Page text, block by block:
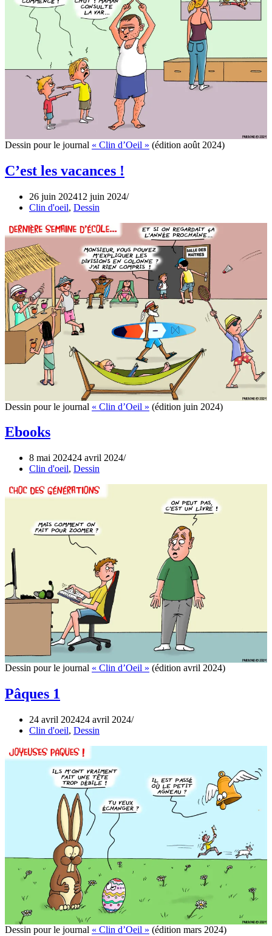
Dessin pour le journal « Clin d’Oeil » (édition août 2024)
C’est les vacances !
26 juin 202412 juin 2024
Clin d'oeil, Dessin
Dessin pour le journal « Clin d’Oeil » (édition juin 2024)
Ebooks
8 mai 202424 avril 2024
Clin d'oeil, Dessin
Dessin pour le journal « Clin d’Oeil » (édition avril 2024)
Pâques 1
24 avril 202424 avril 2024
Clin d'oeil, Dessin
Dessin pour le journal « Clin d’Oeil » (édition mars 2024)